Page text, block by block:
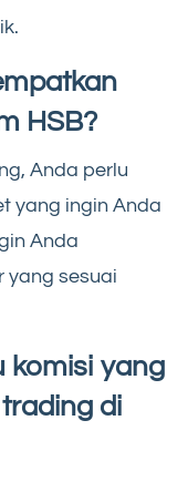
HSB?
Anda perlu
yang ingin Anda
Anda
yang sesuai
komisi yang
di